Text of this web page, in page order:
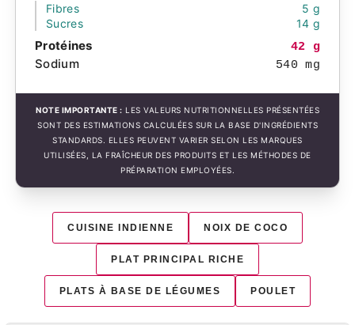
Fibres
5 g
Sucres
14 g
Protéines 42 g
Sodium 540 mg
NOTE IMPORTANTE : LES VALEURS NUTRITIONNELLES PRÉSENTÉES
SONT DES ESTIMATIONS CALCULÉES SUR LA BASE D'INGRÉDIENTS
STANDARDS. ELLES PEUVENT VARIER SELON LES MARQUES
UTILISÉES, LA FRAÎCHEUR DES PRODUITS ET LES MÉTHODES DE
PRÉPARATION EMPLOYÉES.
CUISINE INDIENNE NOIX DE COCO
PLAT PRINCIPAL RICHE
PLATS À BASE DE LÉGUMES POULET